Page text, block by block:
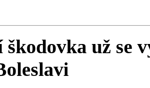
škodovka už se